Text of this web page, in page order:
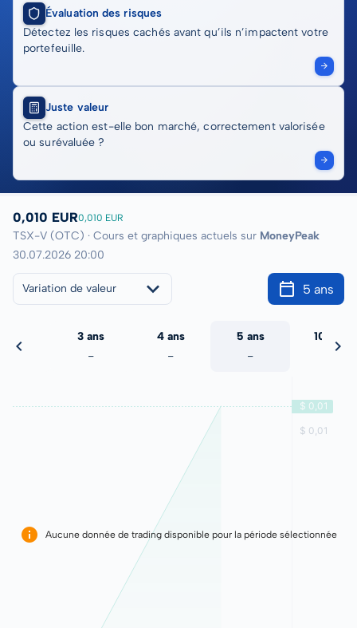
Évaluation des risques
Détectez les risques cachés avant qu’ils n’impactent votre
portefeuille.
Juste valeur
Cette action est-elle bon marché, correctement valorisée
ou surévaluée ?
0,010 EUR0,010 EUR
TSX-V (OTC) · Cours et graphiques actuels sur MoneyPeak
30.07.2026 20:00
Variation de valeur 5 ans
3 ans
-
4 ans
-
5 ans
-
10 ans
Aucune donnée de trading disponible pour la période sélectionnée